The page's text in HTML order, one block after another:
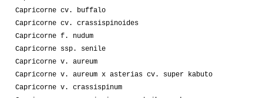
Capricorne cv. buffalo
Capricorne cv. crassispinoides
Capricorne f. nudum
Capricorne ssp. senile
Capricorne v. aureum
Capricorne v. aureum x asterias cv. super kabuto
Capricorne v. crassispinum